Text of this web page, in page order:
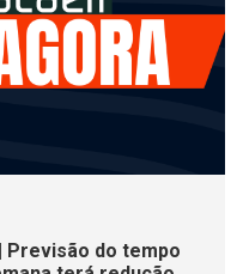
Previsão do tempo